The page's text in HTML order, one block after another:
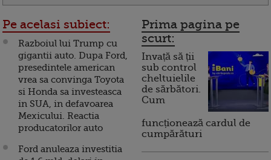
Pe acelasi subiect:
Razboiul lui Trump cu
gigantii auto. Dupa Ford,
presedintele american
vrea sa convinga Toyota
si Honda sa investeasca
in SUA, in defavoarea
Mexicului. Reactia
producatorilor auto
Ford anuleaza investitia
Prima pagina pe
scurt:
Invață să ții
sub control
cheltuielile
de sărbători.
Cum
funcționează cardul de
cumpărături